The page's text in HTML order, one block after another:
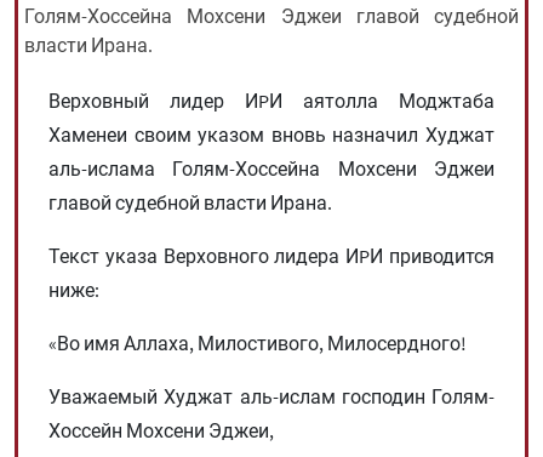
Голям-Хоссейна Мохсени Эджеи главой судебной
власти Ирана.
Верховный лидер ИPИ аятолла Моджтаба
Хаменеи своим указом вновь назначил Худжат
аль-ислама Голям-Хоссейна Мохсени Эджеи
главой судебной власти Ирана.
Текст указа Верховного лидера ИPИ приводится
ниже:
«Во имя Аллаха, Милостивого, Милосердного!
Уважаемый Худжат аль-ислам господин Голям-
Хоссейн Мохсени Эджеи,